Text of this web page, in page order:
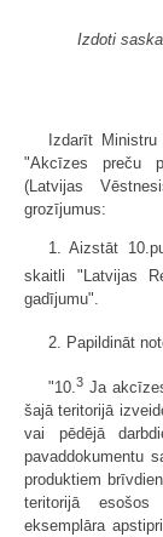
Izdoti
Izdarīt
"Akcīzes preču
(Latvijas
grozījumus:
1. Aizstāt
skaitli "Latvijas
gadījumu".
2. Papildināt
"10. 3 Ja
šajā teritorijā
vai pēdējā
pavaddokumentu
produktiem
teritorijā
eksemplāra